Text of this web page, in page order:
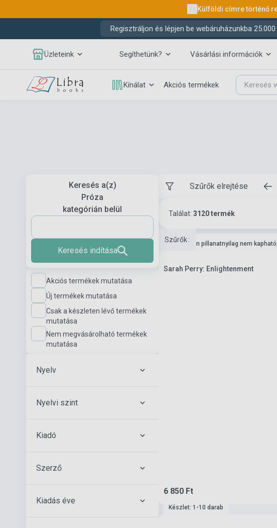
Külföldi címre történő
Regisztráljon és lépjen be webáruházunkba
Üzleteink Segíthetünk? Vásárlási információk
Kínálat Akciós termékek
Keresés a(z)
Próza
kategórián belül
Keresés indítása
Akciós termékek mutatása
Új termékek mutatása
Csak a készleten lévő termékek
mutatása
Nem megvásárolható termékek
mutatása
Nyelv
Nyelvi szint
Kiadó
Szerző
Kiadás éve
Szűrők elrejtése
Találat: 3120 termék
Szűrők:
Boltunkban pillanatnyilag nem
Sarah Perry: Enlightenment
6 850 Ft
Készlet: 1-10 darab